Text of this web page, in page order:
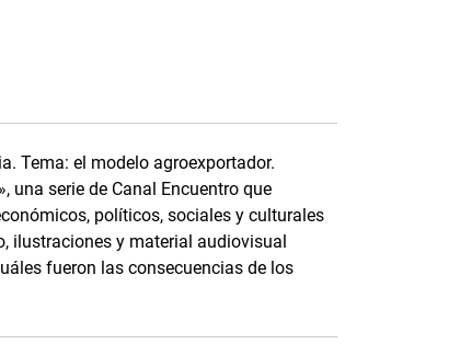
Tema: el modelo agroexportador.
una serie de Canal Encuentro que
políticos, sociales y culturales
ilustraciones y material audiovisual
fueron las consecuencias de los